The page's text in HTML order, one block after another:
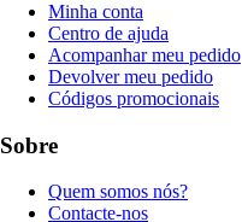
Minha conta
Centro de ajuda
Acompanhar meu pedido
Devolver meu pedido
Códigos promocionais
Sobre
Quem somos nós?
Contacte-nos